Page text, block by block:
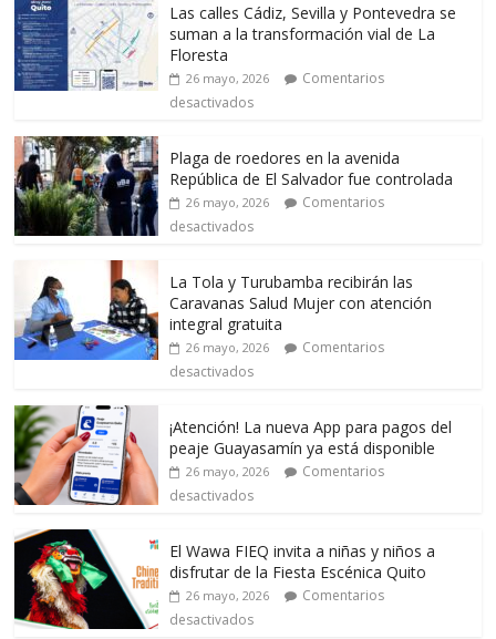
Las calles Cádiz, Sevilla y Pontevedra se
suman a la transformación vial de La
Floresta
26 mayo, 2026
Comentarios
desactivados
Plaga de roedores en la avenida
República de El Salvador fue controlada
26 mayo, 2026
Comentarios
desactivados
La Tola y Turubamba recibirán las
Caravanas Salud Mujer con atención
integral gratuita
26 mayo, 2026
Comentarios
desactivados
¡Atención! La nueva App para pagos del
peaje Guayasamín ya está disponible
26 mayo, 2026
Comentarios
desactivados
El Wawa FIEQ invita a niñas y niños a
disfrutar de la Fiesta Escénica Quito
26 mayo, 2026
Comentarios
desactivados